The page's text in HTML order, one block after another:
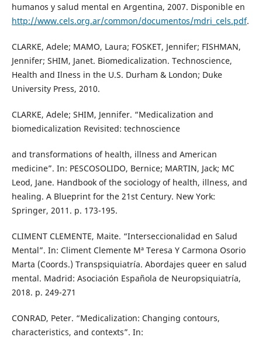
humanos y salud mental en Argentina, 2007. Disponible en
http://www.cels.org.ar/common/documentos/mdri_cels.pdf.
CLARKE, Adele; MAMO, Laura; FOSKET, Jennifer; FISHMAN,
Jennifer; SHIM, Janet. Biomedicalization. Technoscience,
Health and Ilness in the U.S. Durham & London; Duke
University Press, 2010.
CLARKE, Adele; SHIM, Jennifer. “Medicalization and
biomedicalization Revisited: technoscience
and transformations of health, illness and American
medicine”. In: PESCOSOLIDO, Bernice; MARTIN, Jack; MC
Leod, Jane. Handbook of the sociology of health, illness, and
healing. A Blueprint for the 21st Century. New York:
Springer, 2011. p. 173-195.
CLIMENT CLEMENTE, Maite. “Interseccionalidad en Salud
Mental”. In: Climent Clemente Mª Teresa Y Carmona Osorio
Marta (Coords.) Transpsiquiatría. Abordajes queer en salud
mental. Madrid: Asociación Española de Neuropsiquiatría,
2018. p. 249-271
CONRAD, Peter. “Medicalization: Changing contours,
characteristics, and contexts”. In: